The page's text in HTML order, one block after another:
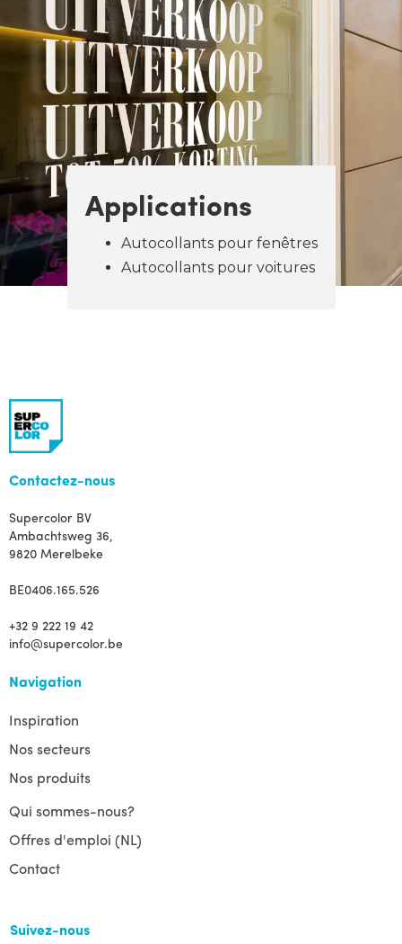
Applications
Autocollants pour fenêtres
Autocollants pour voitures
Contactez-nous
Supercolor BV
Ambachtsweg 36,
9820 Merelbeke
BE0406.165.526
+32 9 222 19 42
info@supercolor.be
Navigation
Inspiration
Nos secteurs
Nos produits
Qui sommes-nous?
Offres d'emploi (NL)
Contact
Suivez-nous